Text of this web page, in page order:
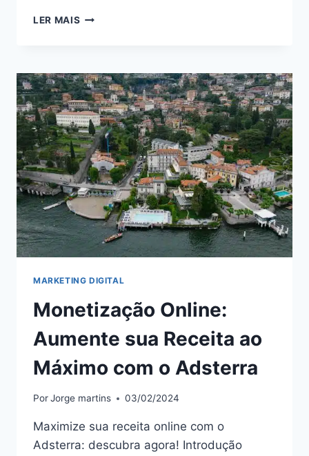
LER MAIS VIVER
2024:
DESCUBRA
COMO
ALCANÇAR
A
INDEPENDÊNCIA
FINANCEIRA
ONLINE
MARKETING DIGITAL
Monetização Online:
Aumente sua Receita ao
Máximo com o Adsterra
PorJorge martins 03/02/2024
Maximize sua receita online com o
Adsterra: descubra agora! Introdução